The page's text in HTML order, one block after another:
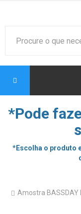
*Pode
*Escolha o produto
Amostra BASSDAY